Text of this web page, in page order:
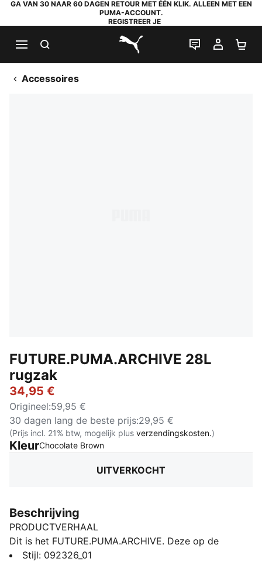
GA VAN 30 NAAR 60 DAGEN RETOUR MET ÉÉN KLIK. ALLEEN MET EEN
PUMA-ACCOUNT.
REGISTREER JE
PUMA.com
LIVE CHAT
MIJN
Accessoires
FUTURE.PUMA.ARCHIVE 28L
rugzak
34,95 €
Origineel:59,95 €
30 dagen lang de beste prijs:29,95 €
(Prijs incl. 21% btw, mogelijk plus verzendingskosten.)
KleurChocolate Brown:
UITVERKOCHT
Beschrijving
PRODUCTVERHAAL
Dit is het FUTURE.PUMA.ARCHIVE. Deze op de
straatstijl geïnspireerde collectie combineert de
Stijl: 092326_01